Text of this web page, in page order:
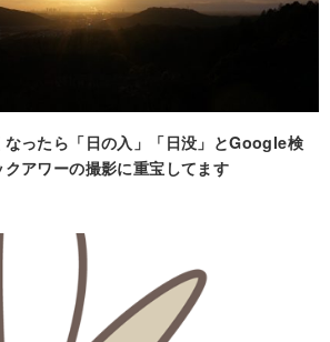
なったら「日の入」「日没」とGoogle検
アワーの撮影に重宝してます